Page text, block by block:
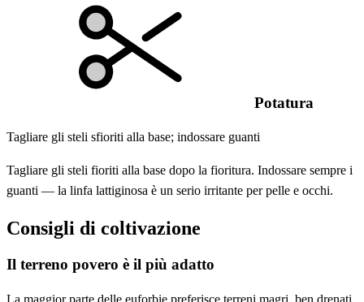
Potatura
Tagliare gli steli sfioriti alla base; indossare guanti
Tagliare gli steli fioriti alla base dopo la fioritura. Indossare sempre i
guanti — la linfa lattiginosa è un serio irritante per pelle e occhi.
Consigli di coltivazione
Il terreno povero è il più adatto
La maggior parte delle euforbie preferisce terreni magri, ben drenati